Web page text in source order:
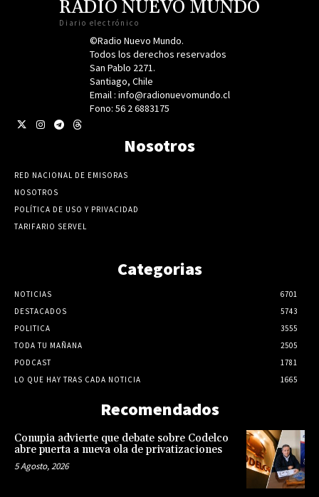
RADIO NUEVO MUNDO
Diario electrónico
©Radio Nuevo Mundo.
Todos los derechos reservados
San Pablo 2271.
Santiago, Chile
Email : info@radionuevomundo.cl
Fono: 56 2 6883175
Nosotros
RED NACIONAL DE EMISORAS
NOSOTROS
POLÍTICA DE USO Y PRIVACIDAD
TARIFARIO SERVEL
Categorias
NOTICIAS
6701
DESTACADOS
5743
POLITICA
3555
TODA TU MAÑANA
2505
PODCAST
1781
LO QUE HAY TRAS CADA NOTICIA
1665
Recomendados
Conupia advierte que debate sobre Codelco
abre puerta a nueva ola de privatizaciones
5 Agosto, 2026